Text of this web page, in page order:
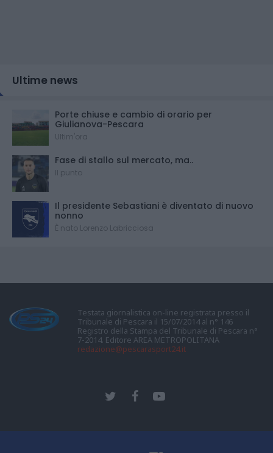
Ultime news
Porte chiuse e cambio di orario per
Giulianova-Pescara
Ultim'ora
Fase di stallo sul mercato, ma..
Il punto
Il presidente Sebastiani è diventato di nuovo
nonno
È nato Lorenzo Labricciosa
Testata giornalistica on-line registrata presso il
Tribunale di Pescara il 15/07/2014 al n° 146
Registro della Stampa del Tribunale di Pescara n°
7-2014. Editore AREA METROPOLITANA
redazione@pescarasport24.it